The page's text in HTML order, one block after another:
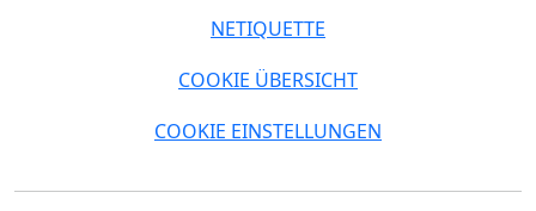
NETIQUETTE
COOKIE ÜBERSICHT
COOKIE EINSTELLUNGEN